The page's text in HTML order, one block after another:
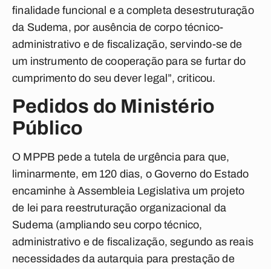
finalidade funcional e a completa desestruturação
da Sudema, por ausência de corpo técnico-
administrativo e de fiscalização, servindo-se de
um instrumento de cooperação para se furtar do
cumprimento do seu dever legal”, criticou.
Pedidos do Ministério
Público
O MPPB pede a tutela de urgência para que,
liminarmente, em 120 dias, o Governo do Estado
encaminhe à Assembleia Legislativa um projeto
de lei para reestruturação organizacional da
Sudema (ampliando seu corpo técnico,
administrativo e de fiscalização, segundo as reais
necessidades da autarquia para prestação de